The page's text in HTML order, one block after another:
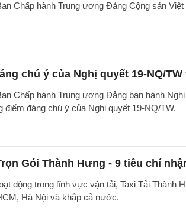
Chấp hành Trung ương Đảng Cộng sản
chú ý của Nghị quyết 19-NQ/
Chấp hành Trung ương Đảng ban hành
điểm đáng chú ý của Nghị quyết 19-NQ/TW.
Gói Thành Hưng - 9 tiêu chí
động trong lĩnh vực vận tải, Taxi Tải Thành
Hà Nội và khắp cả nước.